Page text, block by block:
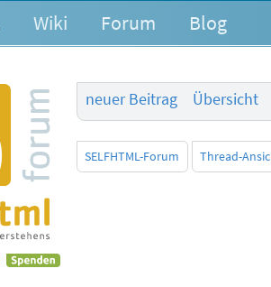
Wiki Forum Blog
neuer Beitrag
Übersicht
SELFHTML-Forum Thread-